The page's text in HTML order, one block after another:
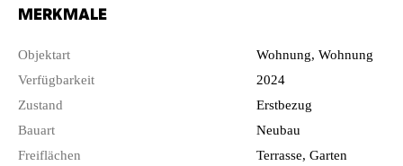
MERKMALE
Objektart
Wohnung, Wohnung
Verfügbarkeit
2024
Zustand
Erstbezug
Bauart
Neubau
Freiflächen
Terrasse, Garten